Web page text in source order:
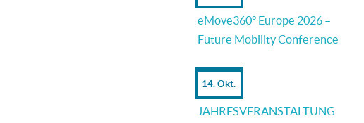
eMove360° Europe 2026 –
Future Mobility Conference
14. Okt.
JAHRESVERANSTALTUNG